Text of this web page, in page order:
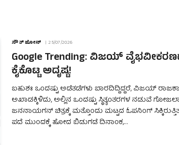
ಸೌತ್ ಜೋನ್ 25/07/2026
Google Trending: ವಿಜಯ್
ಕೈಕೊಟ್ಟ ಅದೃಷ್ಟ!
ಬಹುಶಃ ಒಂದಷ್ಟು ಅಡೆತಡೆಗಳು ಬಾರದಿದ್ದಿದ್ದರೆ, ವಿಜಯ್
ಅಖಾಡಕ್ಕಿಳಿದು, ಅಲ್ಲಿನ ಒಂದಷ್ಟು ಸ್ಥಿತ್ಯಂತರಗಳ ನಡುವೆ
ಜನನಾಯಗನ್ ಚಿತ್ರಕ್ಕೆ ಮತ್ತೊಂದು ಮಟ್ಟದ ಓಪನಿಂಗ್
ಪದೆ ಮುಂದಕ್ಕೆ ಹೋದ ಬಿಡುಗಡೆ ದಿನಾಂಕ,…